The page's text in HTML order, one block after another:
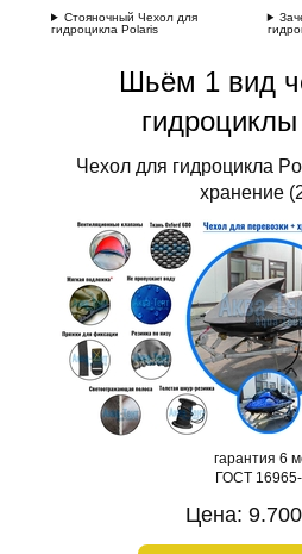
Стояночный Чехол для
гидроцикла Polaris
Шьём 1 вид
гидроциклы
Чехол для гидроцикла
хранение
гарантия 6
ГОСТ
Цена: